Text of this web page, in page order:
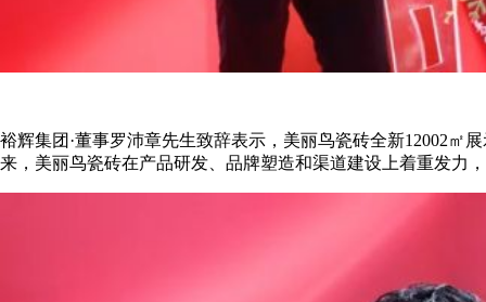
裕辉集团·董事罗沛章先生致辞表示，美丽鸟瓷砖全新12002㎡
来，美丽鸟瓷砖在产品研发、品牌塑造和渠道建设上着重发力